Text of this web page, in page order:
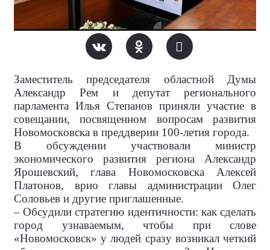
Заместитель председателя областной Думы
Александр Рем и депутат регионального
парламента Илья Степанов приняли участие в
совещании, посвященном вопросам развития
Новомосковска в преддверии 100-летия города.
В обсуждении участвовали министр
экономического развития региона Александр
Ярошевский, глава Новомосковска Алексей
Платонов, врио главы администрации Олег
Соловьев и другие приглашенные.
– Обсудили стратегию идентичности: как сделать
город узнаваемым, чтобы при слове
«Новомосковск» у людей сразу возникал четкий